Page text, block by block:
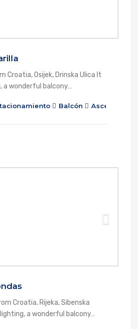
Croatia, Osijek, Drinska Ulica It
a wonderful balcony…
Balcón Ascensor
Croatia, Rijeka, Sibenska
a wonderful balcony…